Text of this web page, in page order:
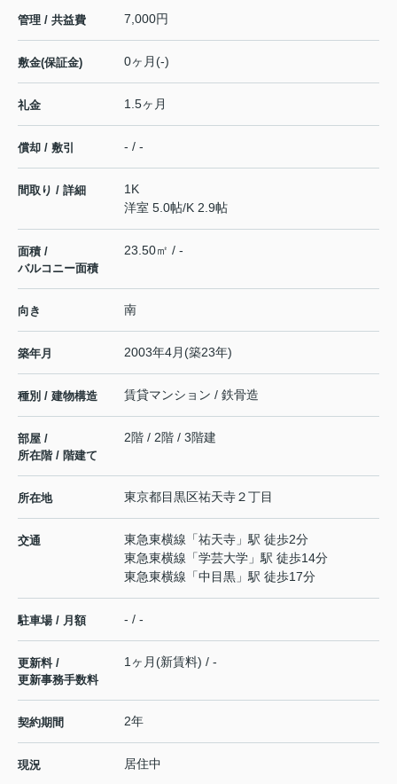
管理 / 共益費 7,000円
敷金(保証金) 0ヶ月(-)
礼金 1.5ヶ月
償却 / 敷引 - / -
間取り / 詳細
1K
洋室 5.0帖/K 2.9帖
面積 /
バルコニー面積
23.50㎡ / -
向き 南
築年月 2003年4月(築23年)
種別 / 建物構造 賃貸マンション / 鉄骨造
部屋 /
所在階 / 階建て
2階 / 2階 / 3階建
所在地 東京都目黒区祐天寺２丁目
交通 東急東横線 「祐天寺 」駅 徒歩2分
東急東横線 「学芸大学 」駅 徒歩14分
東急東横線 「中目黒 」駅 徒歩17分
駐車場 / 月額 - / -
更新料 /
更新事務手数料
1ヶ月(新賃料) / -
契約期間 2年
現況 居住中